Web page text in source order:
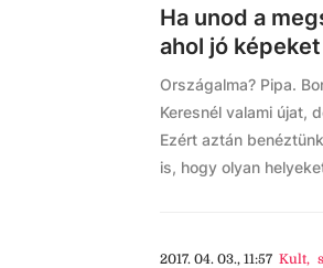
Ha unod a
ahol jó
Országalma? Pipa.
Keresnél valami újat,
Ezért aztán
is, hogy olyan
2017. 04. 03., 11:57 Kult,